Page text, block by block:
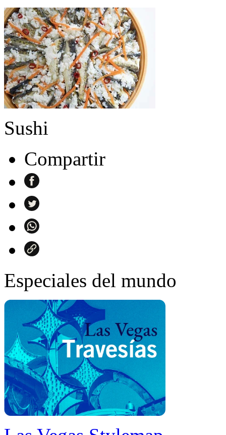
Sushi
Compartir
Especiales del mundo